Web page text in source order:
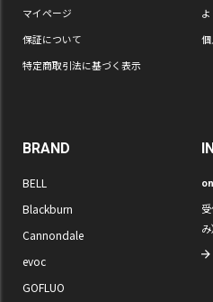
マイページ
保証について
特定商取引法に基づく表示
BRAND
BELL
Blackburn
Cannondale
evoc
GOFLUO
み）